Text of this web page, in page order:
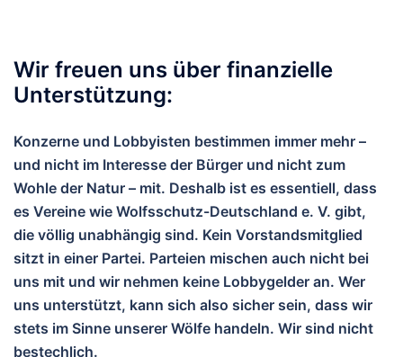
Wir freuen uns über finanzielle
Unterstützung:
Konzerne und Lobbyisten bestimmen immer mehr –
und nicht im Interesse der Bürger und nicht zum
Wohle der Natur – mit. Deshalb ist es essentiell, dass
es Vereine wie Wolfsschutz-Deutschland e. V. gibt,
die völlig unabhängig sind. Kein Vorstandsmitglied
sitzt in einer Partei. Parteien mischen auch nicht bei
uns mit und wir nehmen keine Lobbygelder an. Wer
uns unterstützt, kann sich also sicher sein, dass wir
stets im Sinne unserer Wölfe handeln. Wir sind nicht
bestechlich.